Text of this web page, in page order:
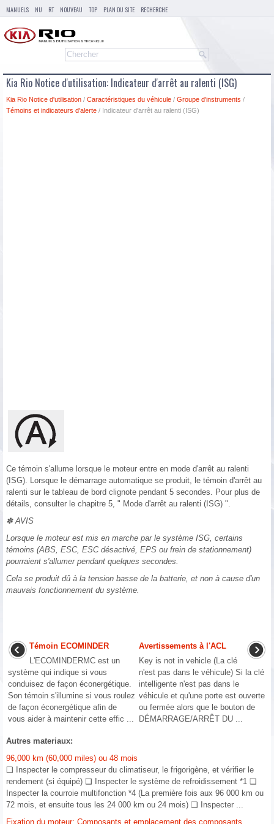
MANUELS NU RT NOUVEAU TOP PLAN DU SITE RECHERCHE
Kia Rio Notice d'utilisation: Indicateur d'arrêt au ralenti (ISG)
Kia Rio Notice d'utilisation / Caractéristiques du véhicule / Groupe d'instruments /
Témoins et indicateurs d'alerte / Indicateur d'arrêt au ralenti (ISG)
Ce témoin s'allume lorsque le moteur entre en mode d'arrêt au ralenti
(ISG). Lorsque le démarrage automatique se produit, le témoin d'arrêt au
ralenti sur le tableau de bord clignote pendant 5 secondes. Pour plus de
détails, consulter le chapitre 5, " Mode d'arrêt au ralenti (ISG) ".
✽ AVIS
Lorsque le moteur est mis en marche par le système ISG, certains
témoins (ABS, ESC, ESC désactivé, EPS ou frein de stationnement)
pourraient s'allumer pendant quelques secondes.
Cela se produit dû à la tension basse de la batterie, et non à cause d'un
mauvais fonctionnement du système.
Témoin ECOMINDER
L'ECOMINDERMC est un
système qui indique si vous
conduisez de façon éconergétique.
Son témoin s'illumine si vous roulez
de façon éconergétique afin de
vous aider à maintenir cette effic ...
Avertissements à l'ACL
Key is not in vehicle (La clé
n'est pas dans le véhicule) Si la clé
intelligente n'est pas dans le
véhicule et qu'une porte est ouverte
ou fermée alors que le bouton de
DÉMARRAGE/ARRÊT DU ...
Autres materiaux:
96,000 km (60,000 miles) ou 48 mois
❑ Inspecter le compresseur du climatiseur, le frigorigène, et vérifier le
rendement (si équipé) ❑ Inspecter le système de refroidissement *1 ❑
Inspecter la courroie multifonction *4 (La première fois aux 96 000 km ou
72 mois, et ensuite tous les 24 000 km ou 24 mois) ❑ Inspecter ...
Fixation du moteur: Composants et emplacement des composants